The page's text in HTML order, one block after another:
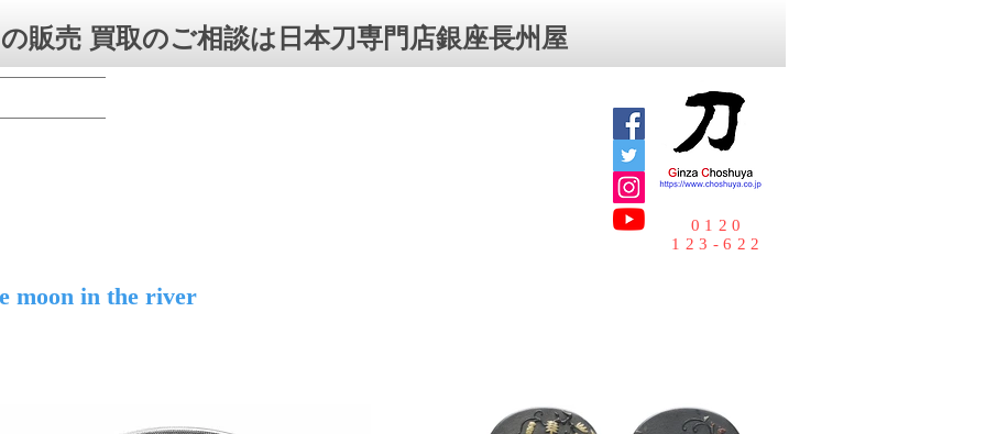
の販売 買取のご相談は日本刀専門店銀座⻑州屋
0120
123-622
moon in the river